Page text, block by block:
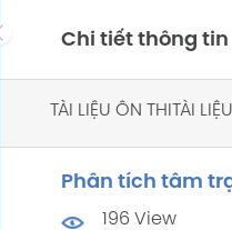
Chi tiết thông tin
TÀI LIỆU ÔN THI TÀI
Phân tích tâm
196 View